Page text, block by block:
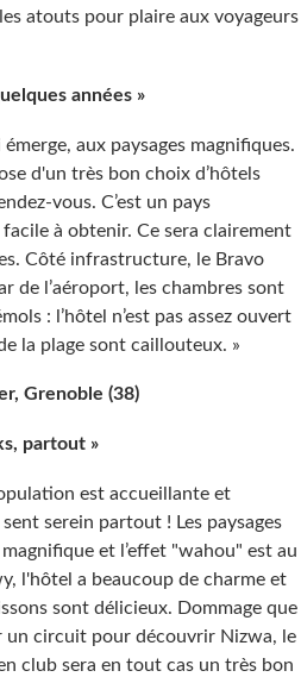
atouts pour plaire aux voyageurs
années »
aux paysages magnifiques.
d'un très bon choix d’hôtels
vous. C’est un pays
à obtenir. Ce sera clairement
Côté infrastructure, le Bravo
de l’aéroport, les chambres sont
: l’hôtel n’est pas assez ouvert
la plage sont caillouteux. »
Grenoble (38)
partout »
est accueillante et
serein partout ! Les paysages
et l’effet "wahou" est au
l'hôtel a beaucoup de charme et
sont délicieux. Dommage que
un circuit pour découvrir Nizwa, le
club sera en tout cas un très bon